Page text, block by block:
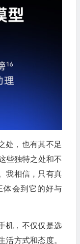
处，也有其不足
些独特之处和不
我相信，只有真
体会到它的好与
机，不仅仅是选
活方式和态度。